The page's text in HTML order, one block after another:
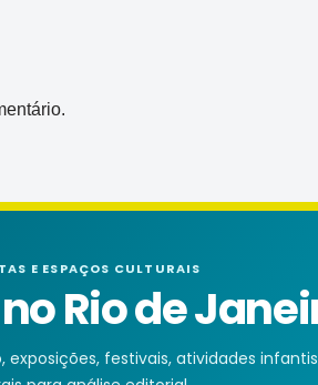
E ESPAÇOS CULTURAIS
Rio de
festivais, atividades